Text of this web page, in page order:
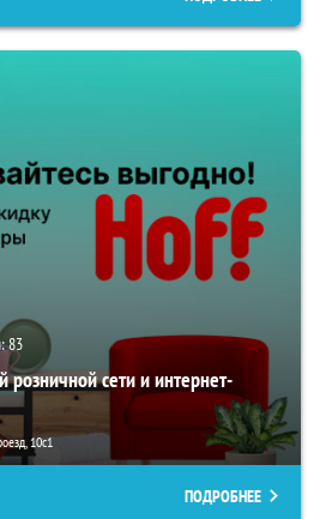
83
сети и интернет-
10с1
ПОДРОБНЕЕ